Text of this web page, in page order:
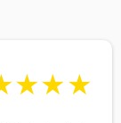
★★★